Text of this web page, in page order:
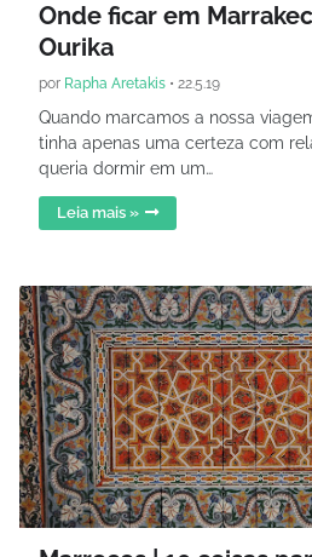
Onde ficar em
Ourika
por Rapha Aretakis • 22.5.19
Quando marcamos a nossa
tinha apenas uma certeza com
queria dormir em um…
Leia mais »